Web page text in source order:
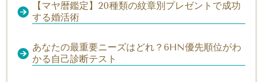
【マヤ暦鑑定】20種類の紋章別プレゼントで成功
する婚活術
あなたの最重要ニーズはどれ？6HN優先順位がわ
かる自己診断テスト